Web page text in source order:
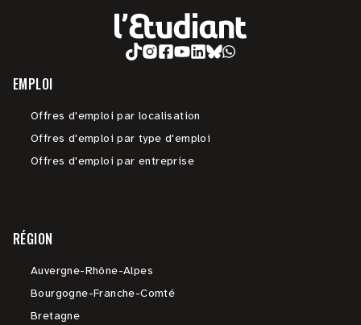
EMPLOI
Offres d'emploi par localisation
Offres d'emploi par type d'emploi
Offres d'emploi par entreprise
RÉGION
Auvergne-Rhône-Alpes
Bourgogne-Franche-Comté
Bretagne